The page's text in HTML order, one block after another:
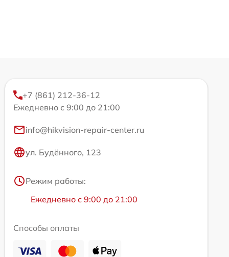
+7 (861) 212-36-12
Ежедневно с 9:00 до 21:00
info@hikvision-repair-center.ru
ул. Будённого, 123
Режим работы:
Ежедневно с 9:00 до 21:00
Способы оплаты